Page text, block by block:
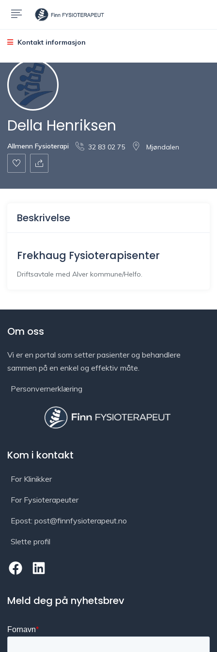
Kontakt informasjon
Della Henriksen
Allmenn Fysioterapi 32 83 02 75 Mjøndalen
Beskrivelse
Frekhaug Fysioterapisenter
Driftsavtale med Alver kommune/Helfo.
Om oss
Vi er en portal som setter pasienter og behandlere
sammen på en enkel og effektiv måte.
Personvernerklæring
Kom i kontakt
For Klinikker
For Fysioterapeuter
Epost: post@finnfysioterapeut.no
Slette profil
Meld deg på nyhetsbrev